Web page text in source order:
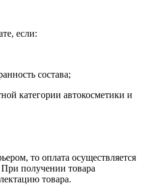
если:
состава;
категории автокосметики и
то оплата осуществляется
получении товара
товара.